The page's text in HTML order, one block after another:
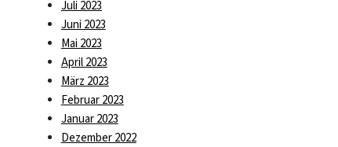
Juli 2023
Juni 2023
Mai 2023
April 2023
März 2023
Februar 2023
Januar 2023
Dezember 2022